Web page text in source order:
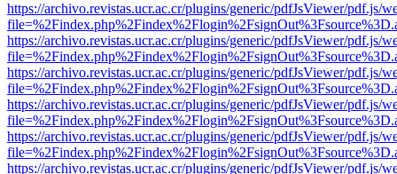
https://archivo.revistas.ucr.ac.cr/plugins/generic/pdfJsViewer/pdf.js/
https://archivo.revistas.ucr.ac.cr/plugins/generic/pdfJsViewer/pdf.js/
https://archivo.revistas.ucr.ac.cr/plugins/generic/pdfJsViewer/pdf.js/
https://archivo.revistas.ucr.ac.cr/plugins/generic/pdfJsViewer/pdf.js/
https://archivo.revistas.ucr.ac.cr/plugins/generic/pdfJsViewer/pdf.js/
https://archivo.revistas.ucr.ac.cr/plugins/generic/pdfJsViewer/pdf.js/